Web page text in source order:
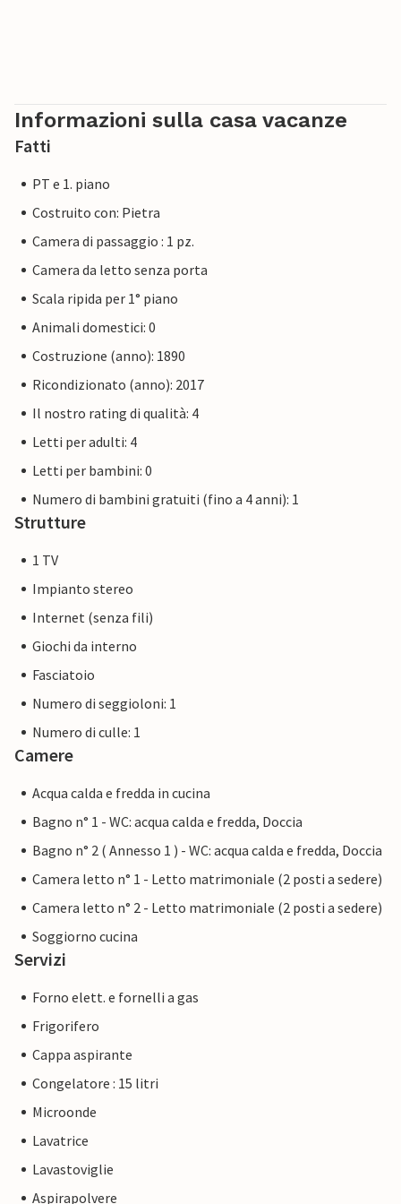
Informazioni sulla casa vacanze
Fatti
PT e 1. piano
Costruito con: Pietra
Camera di passaggio : 1 pz.
Camera da letto senza porta
Scala ripida per 1° piano
Animali domestici: 0
Costruzione (anno): 1890
Ricondizionato (anno): 2017
Il nostro rating di qualità: 4
Letti per adulti: 4
Letti per bambini: 0
Numero di bambini gratuiti (fino a 4 anni): 1
Strutture
1 TV
Impianto stereo
Internet (senza fili)
Giochi da interno
Fasciatoio
Numero di seggioloni: 1
Numero di culle: 1
Camere
Acqua calda e fredda in cucina
Bagno n° 1 - WC: acqua calda e fredda, Doccia
Bagno n° 2 ( Annesso 1 ) - WC: acqua calda e fredda, Doccia
Camera letto n° 1 - Letto matrimoniale (2 posti a sedere)
Camera letto n° 2 - Letto matrimoniale (2 posti a sedere)
Soggiorno cucina
Servizi
Forno elett. e fornelli a gas
Frigorifero
Cappa aspirante
Congelatore : 15 litri
Microonde
Lavatrice
Lavastoviglie
Aspirapolvere